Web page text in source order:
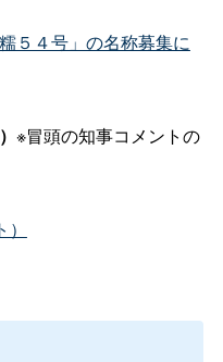
５４号」の名称募集に
※冒頭の知事コメントの